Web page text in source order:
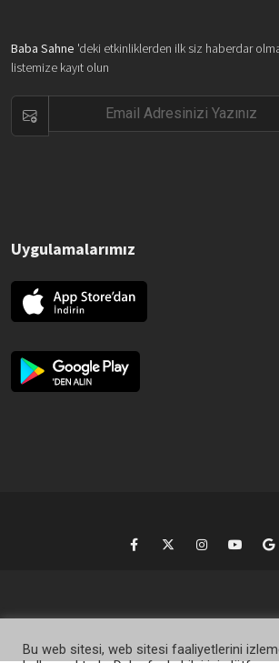
Baba Sahne 'deki etkinliklerden ilk siz haberdar
listemize kayıt olun
Uygulamalarımız
Bu web sitesi, web sitesi faaliyetlerini